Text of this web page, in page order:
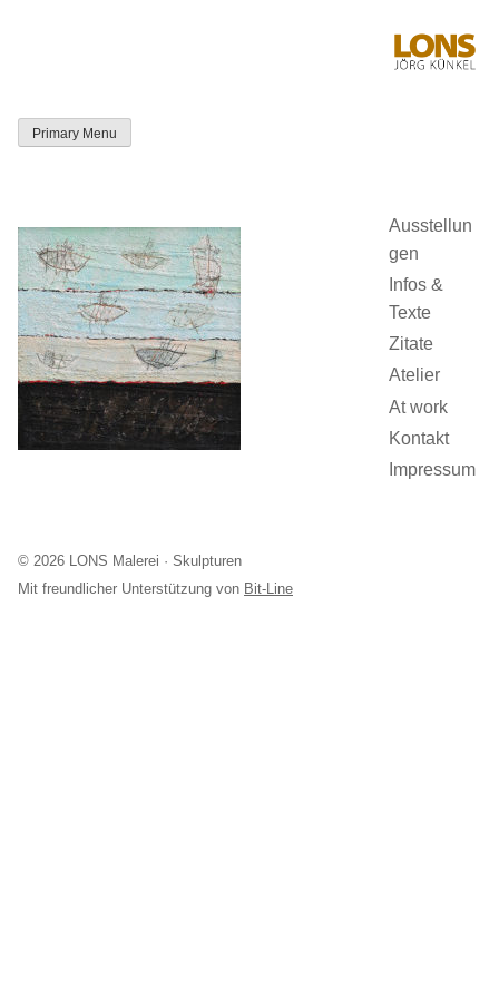
Primary Menu
Ausstellun
gen
Infos &
Texte
Zitate
Atelier
At work
Kontakt
Impressum
© 2026 LONS Malerei · Skulpturen
Mit freundlicher Unterstützung von Bit-Line